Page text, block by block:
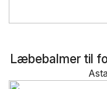
Læbebalmer til